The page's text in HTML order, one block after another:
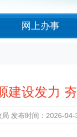
网上办事
建设发力
局 发布时间：2026-04-